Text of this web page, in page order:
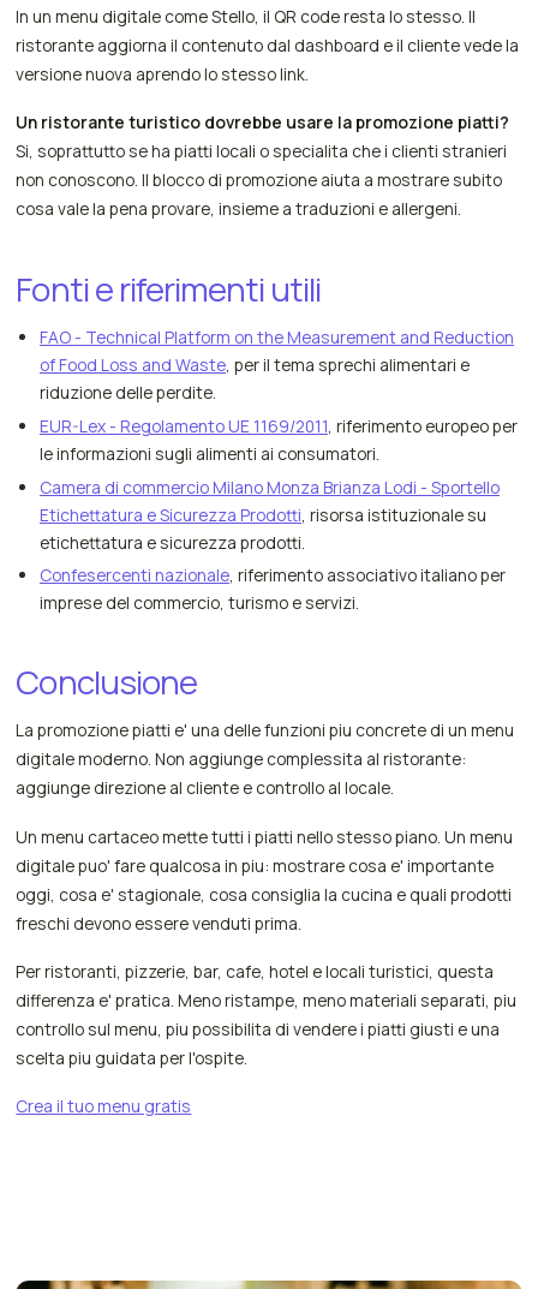
In un menu digitale come Stello, il QR code resta lo stesso. Il
ristorante aggiorna il contenuto dal dashboard e il cliente vede la
versione nuova aprendo lo stesso link.
Un ristorante turistico dovrebbe usare la promozione piatti?
Si, soprattutto se ha piatti locali o specialita che i clienti stranieri
non conoscono. Il blocco di promozione aiuta a mostrare subito
cosa vale la pena provare, insieme a traduzioni e allergeni.
Fonti e riferimenti utili
FAO - Technical Platform on the Measurement and Reduction
of Food Loss and Waste, per il tema sprechi alimentari e
riduzione delle perdite.
EUR-Lex - Regolamento UE 1169/2011 , riferimento europeo per
le informazioni sugli alimenti ai consumatori.
Camera di commercio Milano Monza Brianza Lodi - Sportello
Etichettatura e Sicurezza Prodotti , risorsa istituzionale su
etichettatura e sicurezza prodotti.
Confesercenti nazionale, riferimento associativo italiano per
imprese del commercio, turismo e servizi.
Conclusione
La promozione piatti e' una delle funzioni piu concrete di un menu
digitale moderno. Non aggiunge complessita al ristorante:
aggiunge direzione al cliente e controllo al locale.
Un menu cartaceo mette tutti i piatti nello stesso piano. Un menu
digitale puo' fare qualcosa in piu: mostrare cosa e' importante
oggi, cosa e' stagionale, cosa consiglia la cucina e quali prodotti
freschi devono essere venduti prima.
Per ristoranti, pizzerie, bar, cafe, hotel e locali turistici, questa
differenza e' pratica. Meno ristampe, meno materiali separati, piu
controllo sul menu, piu possibilita di vendere i piatti giusti e una
scelta piu guidata per l'ospite.
Crea il tuo menu gratis